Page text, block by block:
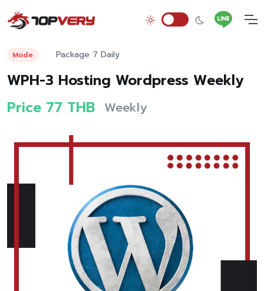
Mode Package 7 Daily
WPH-3 Hosting Wordpress Weekly
Price 77 THB Weekly